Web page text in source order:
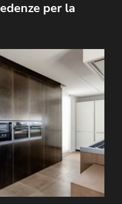
per la
contemporaneo
vista e invisibili con
i volumi…